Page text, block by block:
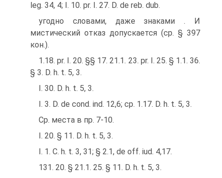
leg. 34, 4; I. 10. pr. I. 27. D. de reb. dub.
угодно словами, даже знаками . И
мистический отказ допускается (ср. § 397
кон.).
1.18. pr. I. 20. §§ 17. 21.1. 23. pr. I. 25. § 1.1. 36.
§ 3. D. h. t. 5, 3.
I. 30. D. h. t. 5, 3.
I. 3. D. de cond. ind. 12,6; ср. 1.17. D. h. t. 5, 3.
Ср. места в пр. 7-10.
I. 20. § 11. D. h. t. 5, 3.
I. 1. C. h. t. 3, 31; § 2.1, de off. iud. 4,17.
131. 20. § 21.1. 25. § 11. D. h. t. 5, 3.